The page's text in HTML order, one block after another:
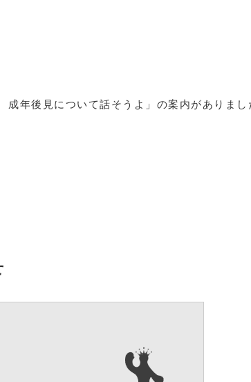
年後見について話そうよ」の案内がありまし